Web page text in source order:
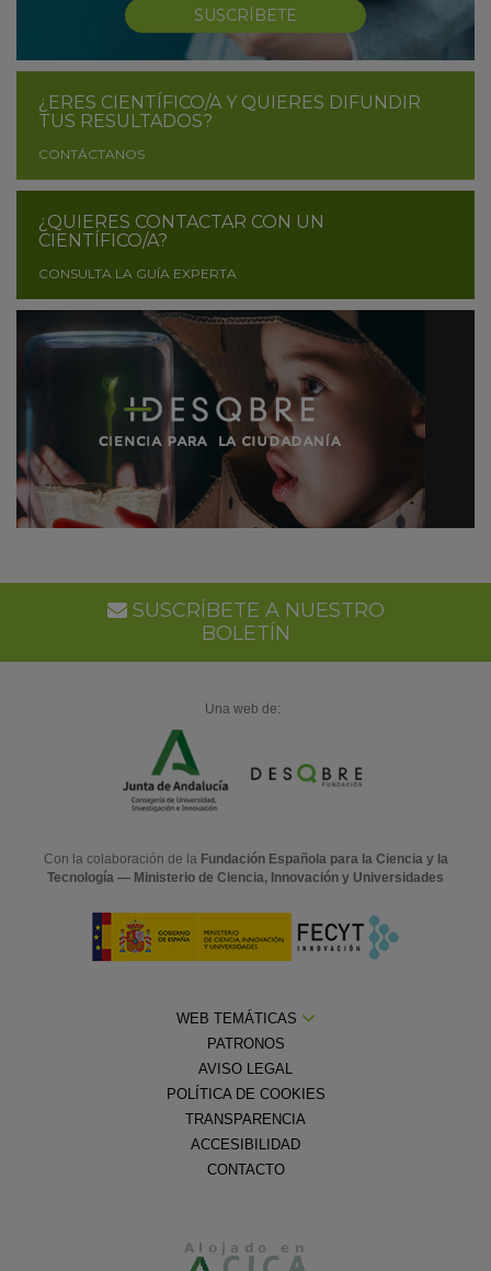
SUSCRÍBETE
¿ERES CIENTÍFICO/A Y QUIERES DIFUNDIR
TUS RESULTADOS?
CONTÁCTANOS
¿QUIERES CONTACTAR CON UN
CIENTÍFICO/A?
CONSULTA LA GUÍA EXPERTA
SUSCRÍBETE A NUESTRO
BOLETÍN
Una web de:
Con la colaboración de la Fundación Española para la Ciencia y la
Tecnología — Ministerio de Ciencia, Innovación y Universidades
WEB TEMÁTICAS
PATRONOS
AVISO LEGAL
POLÍTICA DE COOKIES
TRANSPARENCIA
ACCESIBILIDAD
CONTACTO